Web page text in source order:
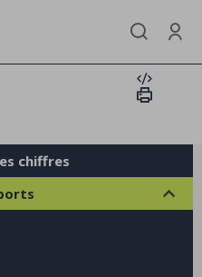
Intégrer
Imprimer
chiffres